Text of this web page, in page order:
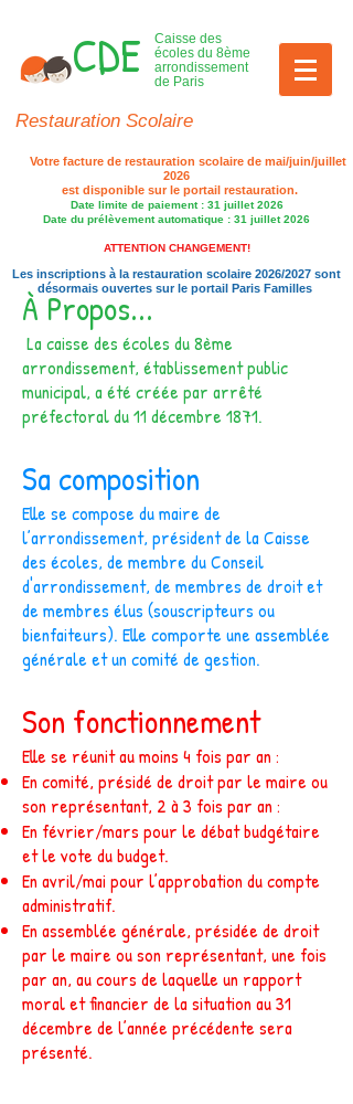
CDE
Caisse des
écoles du 8ème
arrondissement
de Paris
Restauration Scolaire
Votre facture de restauration scolaire de mai/juin/juillet
2026
est disponible sur le portail restauration.​
Date limite de paiement : 31 juillet 2026
Date du prélèvement automatique : 31 juillet 2026
ATTENTION CHANGEMENT​!
Les inscriptions à la restauration scolaire 2026/2027 sont
désormais ouvertes sur le portail Paris Familles
À Propos...
La caisse des écoles du 8ème
arrondissement, établissement public
municipal, a été créée par arrêté
préfectoral du 11 décembre 1871.
Sa composition
Elle se compose du maire de
l’arrondissement, président de la Caisse
des écoles, de membre du Conseil
d'arrondissement, de membres de droit et
de membres élus (souscripteurs ou
bienfaiteurs). Elle comporte une assemblée
générale et un comité de gestion.
Son fonctionnement
Elle se réunit au moins 4 fois par an :
En comité, présidé de droit par le maire ou
son représentant, 2 à 3 fois par an :
En février/mars pour le débat budgétaire
et le vote du budget.
En avril/mai pour l’approbation du compte
administratif.
En assemblée générale, présidée de droit
par le maire ou son représentant, une fois
par an, au cours de laquelle un rapport
moral et financier de la situation au 31
décembre de l’année précédente sera
présenté.